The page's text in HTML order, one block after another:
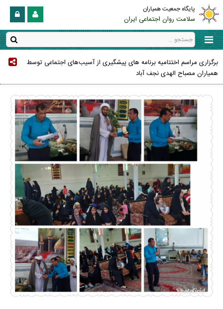
پایگاه جمعیت همیاران
سلامت روان اجتماعی ایران
برگزاری مراسم اختتامیه برنامه های پیشگیری از آسیب‌های اجتماعی توسط
همیاران مصباح الهدی نجف آباد